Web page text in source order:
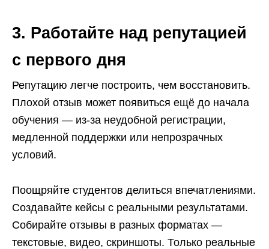
3. Работайте над репутацией
с первого дня
Репутацию легче построить, чем восстановить.
Плохой отзыв может появиться ещё до начала
обучения — из-за неудобной регистрации,
медленной поддержки или непрозрачных
условий.
Поощряйте студентов делиться впечатлениями.
Создавайте кейсы с реальными результатами.
Собирайте отзывы в разных форматах —
текстовые, видео, скриншоты. Только реальные